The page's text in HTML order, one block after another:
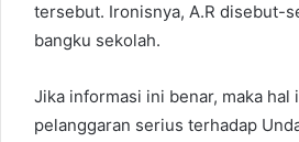
tersebut. Ironisnya, A.R disebut-
bangku sekolah.
Jika informasi ini benar, maka hal
pelanggaran serius terhadap